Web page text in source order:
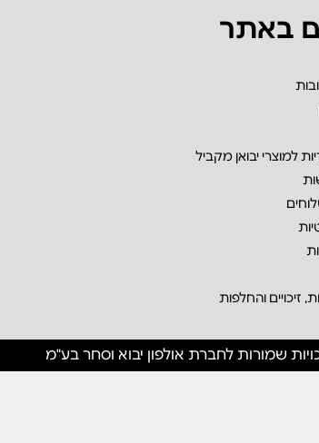
באתר
למוצרי יבואן מקביל
זיכויים והחלפות
שמורות לחברת אולפון יבוא וסחר בע"מ